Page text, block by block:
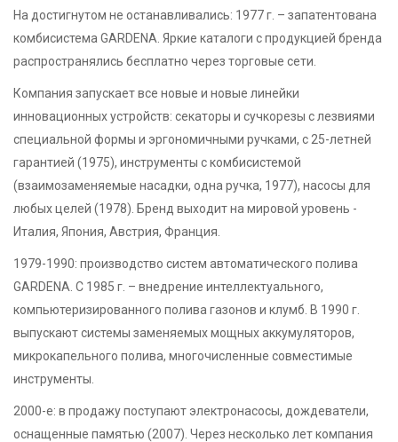
На достигнутом не останавливались: 1977 г. – запатентована
комбисистема GARDENA. Яркие каталоги с продукцией бренда
распространялись бесплатно через торговые сети.
Компания запускает все новые и новые линейки
инновационных устройств: секаторы и сучкорезы с лезвиями
специальной формы и эргономичными ручками, с 25-летней
гарантией (1975), инструменты с комбисистемой
(взаимозаменяемые насадки, одна ручка, 1977), насосы для
любых целей (1978). Бренд выходит на мировой уровень -
Италия, Япония, Австрия, Франция.
1979-1990: производство систем автоматического полива
GARDENA. С 1985 г. – внедрение интеллектуального,
компьютеризированного полива газонов и клумб. В 1990 г.
выпускают системы заменяемых мощных аккумуляторов,
микрокапельного полива, многочисленные совместимые
инструменты.
2000-е: в продажу поступают электронасосы, дождеватели,
оснащенные памятью (2007). Через несколько лет компания